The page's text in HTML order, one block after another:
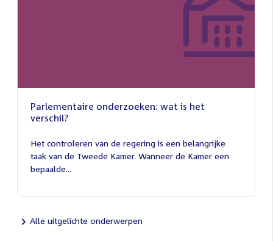
Parlementaire onderzoeken: wat is het
verschil?
juli
2026
Het controleren van de regering is een belangrijke
taak van de Tweede Kamer. Wanneer de Kamer een
bepaalde...
Alle uitgelichte onderwerpen